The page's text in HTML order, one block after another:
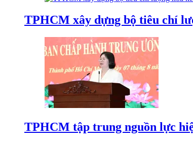
TPHCM xây dựng bộ tiêu chí
TPHCM tập trung nguồn lực